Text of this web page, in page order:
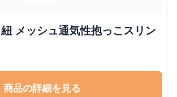
メッシュ通気性抱っこスリン
商品の詳細を見る